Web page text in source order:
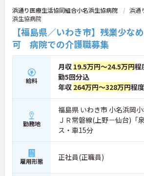
浜通り医療生活協同組合小名浜生協病院
浜通
浜生協病院
【福島県／いわき市】残業少な
可 病院での介護職募集
給料
月収 19.5万円～24.5万円程
勤5回分込
年収 264万円～328万円程
勤務地
福島県 いわき市 小名浜岡
ＪＲ常磐線(上野－仙台)「
ス・車15分
雇用形態 正社員(正職員)